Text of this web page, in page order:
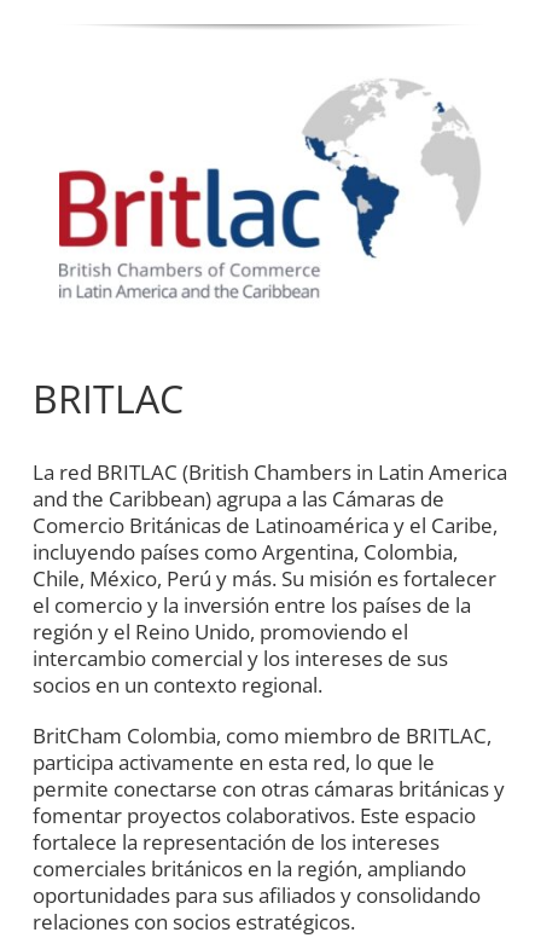
BRITLAC
La red BRITLAC (British Chambers in Latin America
and the Caribbean) agrupa a las Cámaras de
Comercio Británicas de Latinoamérica y el Caribe,
incluyendo países como Argentina, Colombia,
Chile, México, Perú y más. Su misión es fortalecer
el comercio y la inversión entre los países de la
región y el Reino Unido, promoviendo el
intercambio comercial y los intereses de sus
socios en un contexto regional.
BritCham Colombia, como miembro de BRITLAC,
participa activamente en esta red, lo que le
permite conectarse con otras cámaras británicas y
fomentar proyectos colaborativos. Este espacio
fortalece la representación de los intereses
comerciales británicos en la región, ampliando
oportunidades para sus afiliados y consolidando
relaciones con socios estratégicos.